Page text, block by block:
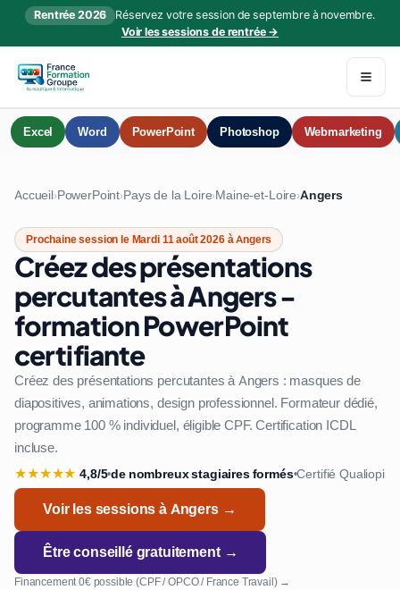
Rentrée 2026
Réservez votre session de septembre à novembre.
Voir les sessions de rentrée →
Excel Word PowerPoint Photoshop Webmarketing
Accueil›PowerPoint›Pays de la Loire›Maine-et-Loire›Angers
Prochaine session le Mardi 11 août 2026 à Angers
Créez des présentations
percutantes à Angers -
formation PowerPoint
certifiante
Créez des présentations percutantes à Angers : masques de
diapositives, animations, design professionnel. Formateur dédié,
programme 100 % individuel, éligible CPF. Certification ICDL
incluse.
★★★★★ 4,8/5•de nombreux stagiaires formés•Certifié Qualiopi
Voir les sessions à Angers →
Être conseillé gratuitement →
Financement 0€ possible (CPF / OPCO / France Travail) →